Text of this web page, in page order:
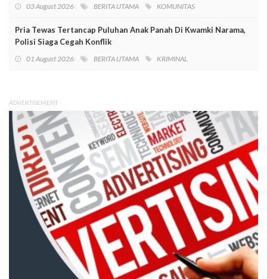
03 August 2026 BERITA UTAMA KOMUNITAS
Pria Tewas Tertancap Puluhan Anak Panah Di Kwamki Narama,
Polisi Siaga Cegah Konflik
01 August 2026 BERITA UTAMA KRIMINAL
ADVERTISEMENT